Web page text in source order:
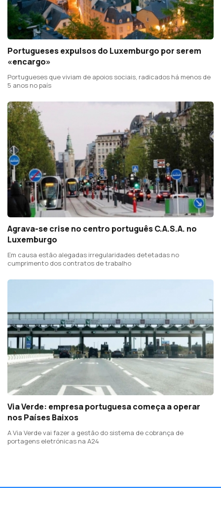
Portugueses expulsos do Luxemburgo por serem
«encargo»
Portugueses que viviam de apoios sociais, radicados há menos de
5 anos no país
Agrava-se crise no centro português C.A.S.A. no
Luxemburgo
Em causa estão alegadas irregularidades detetadas no
cumprimento dos contratos de trabalho
Via Verde: empresa portuguesa começa a operar
nos Países Baixos
A Via Verde vai fazer a gestão do sistema de cobrança de
portagens eletrónicas na A24